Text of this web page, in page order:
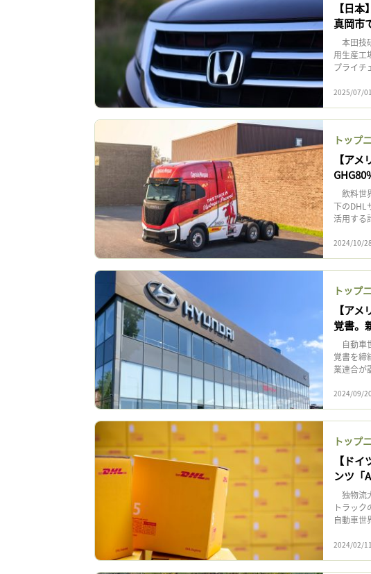
【日
真岡市
本田技
用生産工
プライ
2025/07/01
トップ
【ア
飲料世
下のDHL
活用する
2024/10/28
トップ
【ア
覚書。
自動車
覚書を締
業連合が
2024/09/20
トップ
【ド
ンツ「
独物流
トラッ
自動車世
2024/02/11